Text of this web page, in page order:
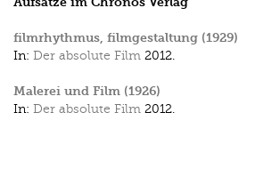
filmrhythmus, filmgestaltung (1929)
In: Der absolute Film 2012.
Malerei und Film (1926)
In: Der absolute Film 2012.